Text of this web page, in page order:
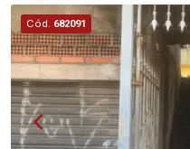
precisa se deslocar
região!
Cód. 682091